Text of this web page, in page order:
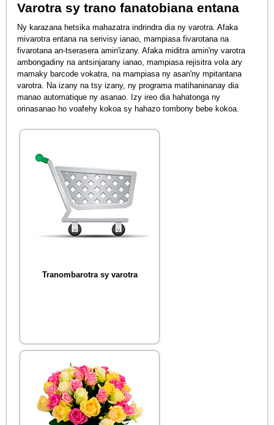
Varotra sy trano fanatobiana entana
Ny karazana hetsika mahazatra indrindra dia ny varotra. Afaka
mivarotra entana na serivisy ianao, mampiasa fivarotana na
fivarotana an-tserasera amin'izany. Afaka miditra amin'ny varotra
ambongadiny na antsinjarany ianao, mampiasa rejisitra vola ary
mamaky barcode vokatra, na mampiasa ny asan'ny mpitantana
varotra. Na izany na tsy izany, ny programa matihaninanay dia
manao automatique ny asanao. Izy ireo dia hahatonga ny
orinasanao ho voafehy kokoa sy hahazo tombony bebe kokoa.
Tranombarotra sy varotra